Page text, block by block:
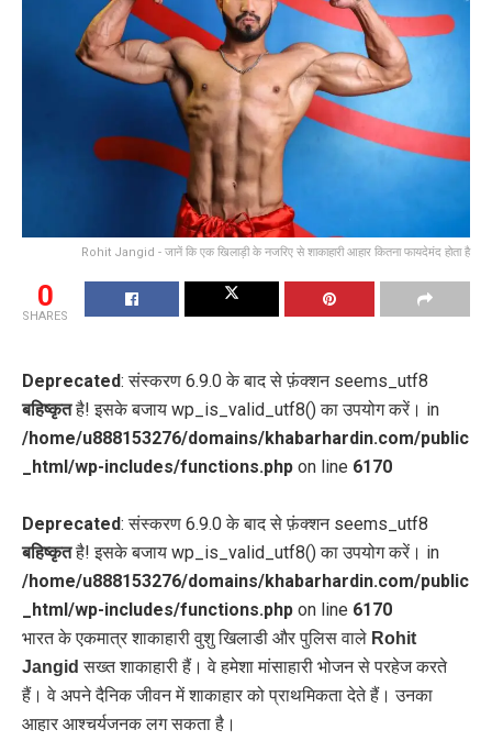
Rohit Jangid - जानें कि एक खिलाड़ी के नजरिए से शाकाहारी आहार कितना फायदेमंद होता है
0
SHARES
Deprecated: संस्करण 6.9.0 के बाद से फ़ंक्शन seems_utf8
बहिष्कृतहै! इसके बजाय wp_is_valid_utf8() का उपयोग करें। in
/home/u888153276/domains/khabarhardin.com/public
_html/wp-includes/functions.php on line 6170
Deprecated: संस्करण 6.9.0 के बाद से फ़ंक्शन seems_utf8
बहिष्कृतहै! इसके बजाय wp_is_valid_utf8() का उपयोग करें। in
/home/u888153276/domains/khabarhardin.com/public
_html/wp-includes/functions.php on line 6170
भारत के एकमात्र शाकाहारी वुशु खिलाडी और पुलिस वाले Rohit
Jangid सख्त शाकाहारी हैं। वे हमेशा मांसाहारी भोजन से परहेज करते
हैं। वे अपने दैनिक जीवन में शाकाहार को प्राथमिकता देते हैं। उनका
आहार आश्चर्यजनक लग सकता है।